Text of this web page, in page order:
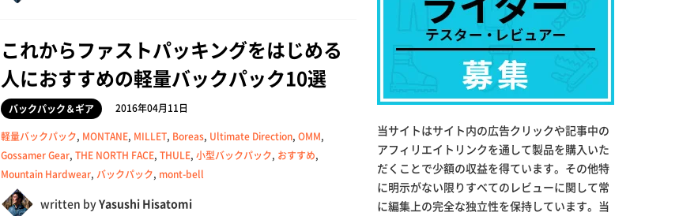
これからファストパッキングをはじめる
人におすすめの軽量バックパック10選
バックパック＆ギア
2016年04月11日
軽量バックパック, MONTANE, MILLET, Boreas, Ultimate Direction, OMM,
Gossamer Gear, THE NORTH FACE, THULE, 小型バックパック, おすすめ,
Mountain Hardwear, バックパック, mont-bell
written byYasushi Hisatomi
当サイトはサイト内の広告クリックや記事中の
アフィリエイトリンクを通して製品を購入いた
だくことで少額の収益を得ています。その他特
に明示がない限りすべてのレビューに関して常
に編集上の完全な独立性を保持しています。当